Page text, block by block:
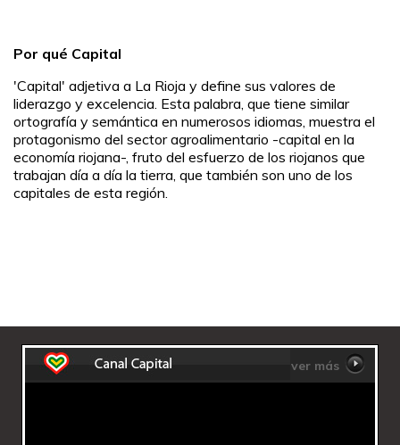
Por qué Capital
'Capital' adjetiva a La Rioja y define sus valores de
liderazgo y excelencia. Esta palabra, que tiene similar
ortografía y semántica en numerosos idiomas, muestra el
protagonismo del sector agroalimentario -capital en la
economía riojana-, fruto del esfuerzo de los riojanos que
trabajan día a día la tierra, que también son uno de los
capitales de esta región.
ver más